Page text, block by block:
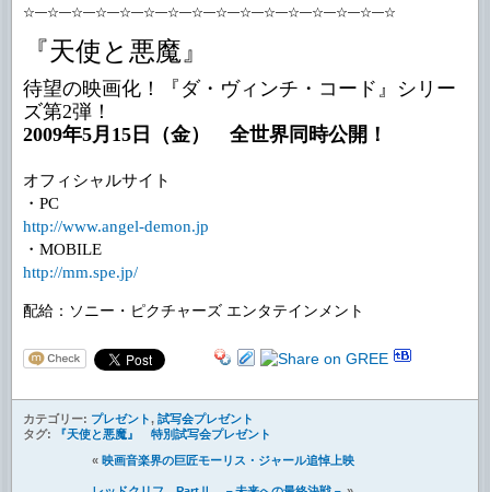
☆―☆―☆―☆―☆―☆―☆―☆―☆―☆―☆―☆―☆―☆―☆―☆
『天使と悪魔』
待望の映画化！『ダ・ヴィンチ・コード』シリー
ズ第2弾！
2009年5月15日（金） 全世界同時公開！
オフィシャルサイト
・PC
http://www.angel-demon.jp
・MOBILE
http://mm.spe.jp/
配給：ソニー・ピクチャーズ エンタテインメント
カテゴリー: プレゼント, 試写会プレゼント
タグ:
『天使と悪魔』 特別試写会プレゼント
« 映画音楽界の巨匠モーリス・ジャール追悼上映